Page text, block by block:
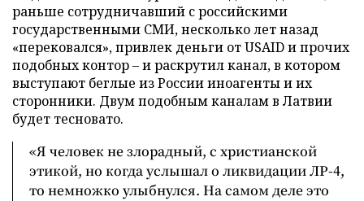
раньше сотрудничавший с российскими
государственными СМИ, несколько лет назад
«перековался», привлек деньги от USAID и прочих
подобных контор – и раскрутил канал, в котором
выступают беглые из России иноагенты и их
сторонники. Двум подобным каналам в Латвии
будет тесновато.
«Я человек не злорадный, с христианской
этикой, но когда услышал о ликвидации ЛР-4,
то немножко улыбнулся. На самом деле это